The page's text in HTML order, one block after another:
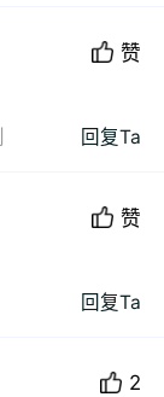
赞
回复Ta
赞
回复Ta
2